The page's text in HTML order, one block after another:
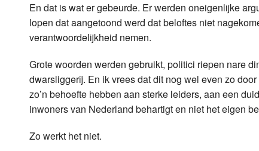
En dat is wat er gebeurde. Er werden oneigenlijke
lopen dat aangetoond werd dat beloftes niet
verantwoordelijkheid nemen.
Grote woorden werden gebruikt, politici riepen nare
dwarsliggerij. En ik vrees dat dit nog wel even zo
zo’n behoefte hebben aan sterke leiders, aan een
inwoners van Nederland behartigt en niet het eigen
Zo werkt het niet.